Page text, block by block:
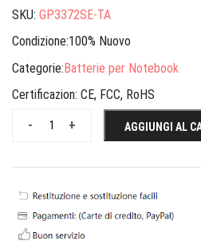
SKU: GP3372SE-TA
Condizione:100% Nuovo
Categorie:Batterie per Notebook
Certificazion: CE, FCC, RoHS
+
- AGGIUNGI AL